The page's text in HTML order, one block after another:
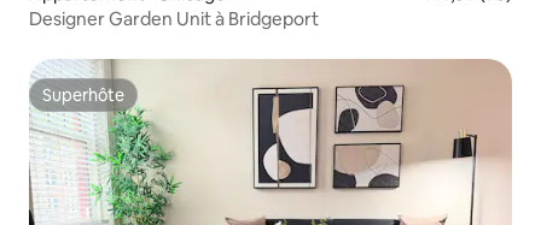
Designer Garden Unit à Bridgeport
Superhôte
Superhôte